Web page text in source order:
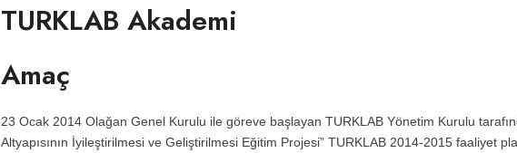
TURKLAB Akademi
Amaç
23 Ocak 2014 Olağan Genel Kurulu ile göreve başlayan TURKLAB Yönetim Kurulu
Altyapısının İyileştirilmesi ve Geliştirilmesi Eğitim Projesi” TURKLAB 2014-2015 faaliyet